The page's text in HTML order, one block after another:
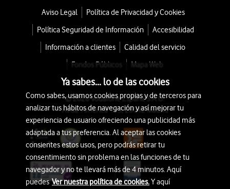
Aviso Legal
Política de Privacidad y Cookies
Política Seguridad de Información
Accesibilidad
Información a clientes
Calidad del servicio
Fondos Públicos
Mapa Web
© 2026 Vodafone España S.A.U.
Avda. América 115, 28042 Madrid
Ya sabes... lo de las cookies
Como sabes, usamos cookies propias y de terceros para
analizar tus hábitos de navegación y así mejorar tu
experiencia de usuario ofreciendo una publicidad más
adaptada a tus preferencia. Al aceptar las cookies
consientes estos usos, pero podrás retirar tu
consentimiento sin problema en las funciones de tu
navegador y no te llevará más de 4 minutos. Aquí
puedesVer nuestra política de cookies.Y aquí